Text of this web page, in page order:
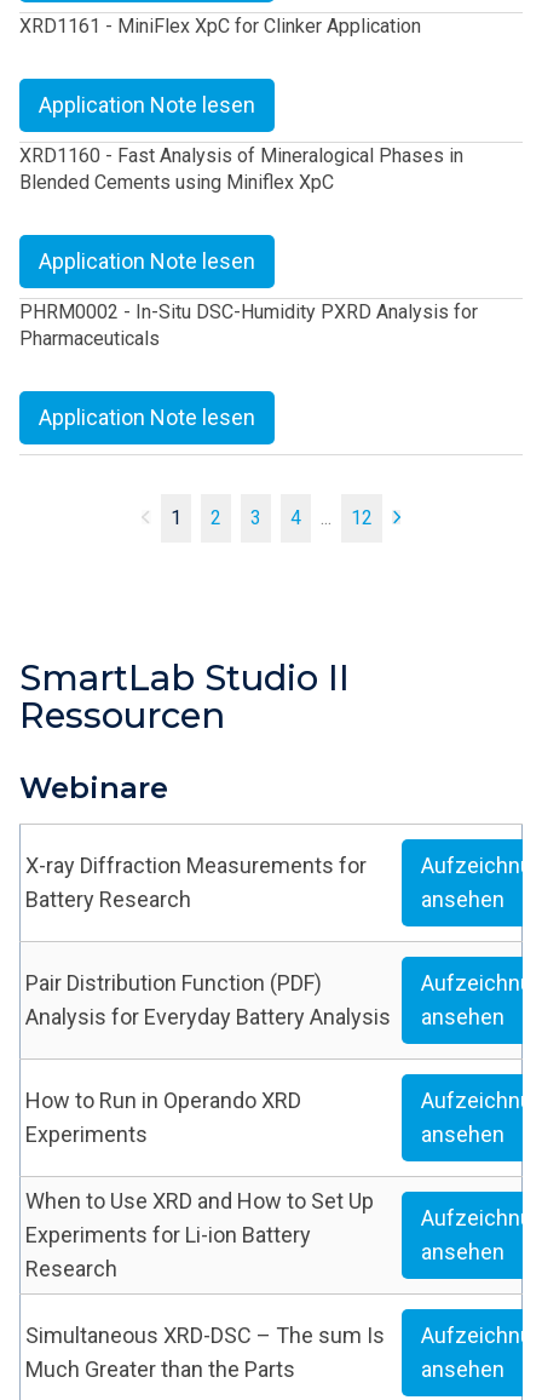
XRD1161 - MiniFlex XpC for Clinker Application
Application Note lesen
XRD1160 - Fast Analysis of Mineralogical Phases in
Blended Cements using Miniflex XpC
Application Note lesen
PHRM0002 - In-Situ DSC-Humidity PXRD Analysis for
Pharmaceuticals
Application Note lesen
1 2 3 4 ... 12
SmartLab Studio II
Ressourcen
Webinare
X-ray Diffraction Measurements for
Battery Research
ansehen
Pair Distribution Function (PDF)
Analysis for Everyday Battery Analysis
ansehen
How to Run in Operando XRD
Experiments
ansehen
When to Use XRD and How to Set Up
Experiments for Li-ion Battery
Research
ansehen
Simultaneous XRD-DSC – The sum Is
Much Greater than the Parts
ansehen